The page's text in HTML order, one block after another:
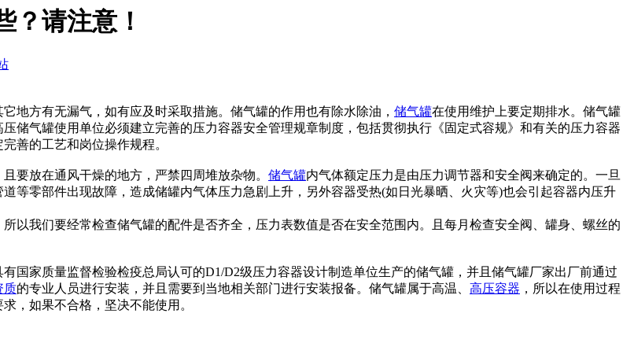
？请注意！
地方有无漏气，如有应及时采取措施。储气罐的作用也有除水除油， 储气罐在使用维护上要定期排水。储气罐
储气罐使用单位必须建立完善的压力容器安全管理规章制度，包括贯彻执行《固定式容规》和有关的压力容器
善的工艺和岗位操作规程。
要放在通风干燥的地方，严禁四周堆放杂物。 储气罐内气体额定压力是由压力调节器和安全阀来确定的。一旦
等零部件出现故障，造成储罐内气体压力急剧上升，另外容器受热(如日光暴晒、火灾等)也会引起容器内压升
以我们要经常检查储气罐的配件是否齐全，压力表数值是否在安全范围内。且每月检查安全阀、罐身、螺丝的
国家质量监督检验检疫总局认可的D1/D2级压力容器设计制造单位生产的储气罐，并且储气罐厂家出厂前通过
质的专业人员进行安装，并且需要到当地相关部门进行安装报备。储气罐属于高温、 高压容器 ，所以在使用过程
，如果不合格，坚决不能使用。